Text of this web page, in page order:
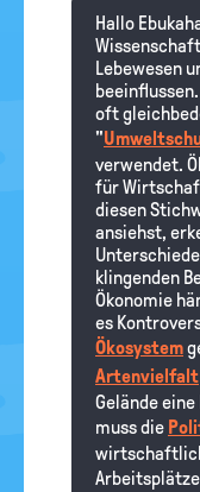
Hallo
Lebewesen
oft
"
verwendet.
für
diesen
ansiehst,
klingenden
Ökonomie
es
Ökosystem
Artenvielfalt
Gelände
muss die